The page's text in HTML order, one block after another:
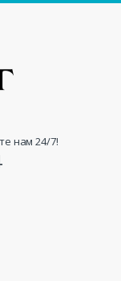
нам 24/7!